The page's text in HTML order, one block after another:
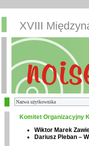
XVIII
Komitet Organizacyjny
Wiktor Marek
Dariusz Pleban –